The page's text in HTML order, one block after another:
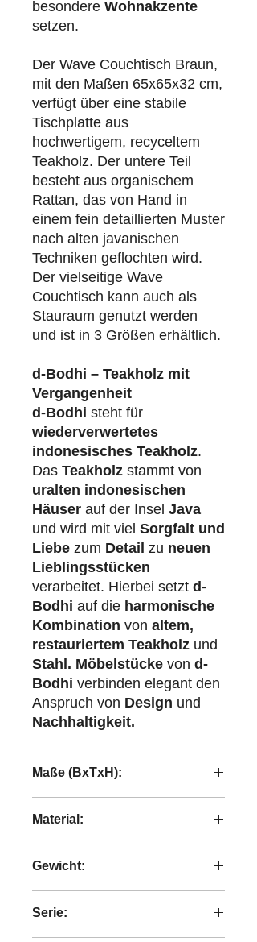
besondere Wohnakzente
setzen.
Der Wave Couchtisch Braun,
mit den Maßen 65x65x32 cm,
verfügt über eine stabile
Tischplatte aus
hochwertigem, recyceltem
Teakholz. Der untere Teil
besteht aus organischem
Rattan, das von Hand in
einem fein detaillierten Muster
nach alten javanischen
Techniken geflochten wird.
Der vielseitige Wave
Couchtisch kann auch als
Stauraum genutzt werden
und ist in 3 Größen erhältlich.
d-Bodhi – Teakholz mit
Vergangenheit
d-Bodhi steht für
wiederverwertetes
indonesisches Teakholz.
Das Teakholz stammt von
uralten indonesischen
Häuser auf der Insel Java
und wird mit viel Sorgfalt und
Liebe zum Detail zu neuen
Lieblingsstücken
verarbeitet. Hierbei setzt d-
Bodhi auf die harmonische
Kombination von altem,
restauriertem Teakholz und
Stahl. Möbelstücke von d-
Bodhi verbinden elegant den
Anspruch von Design und
Nachhaltigkeit.
Maße (BxTxH):
Material:
Gewicht:
Serie: